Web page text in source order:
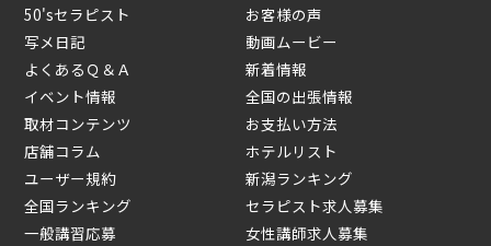
50'sセラピスト
お客様の声
写メ日記
動画ムービー
よくあるＱ＆Ａ
新着情報
イベント情報
全国の出張情報
取材コンテンツ
お支払い方法
店舗コラム
ホテルリスト
ユーザー規約
新潟ランキング
全国ランキング
セラピスト求人募集
一般講習応募
女性講師求人募集